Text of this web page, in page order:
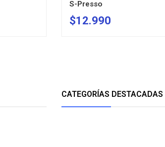
S-Presso
-
$12.990
CATEGORÍAS DESTACADAS